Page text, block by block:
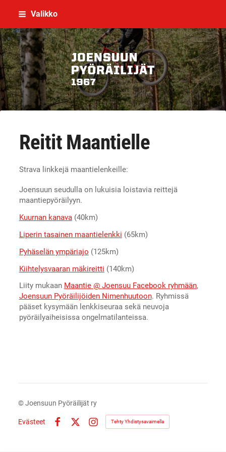
Siirry
sisältöön
Valikko
Joensuun Pyöräilijät ry
Reitit Maantielle
Strava linkkejä maantielenkeille:
Joensuun seudulla on lukuisia loistavia reittejä
maantiepyöräilyyn.
Kuurnan kanava(40km)
Liperin tasainen maantielenkki (65km)
Pyhäselän ympäriajo (125km)
Kiihtelysvaaran mäkireitti (140km)
Liity mukaan Maantie @ Joensuu Facebook ryhmään,
Joensuun Pyöräilijöiden Nimenhuutoon. Ryhmissä
pääset kysymään lenkkiseuraa sekä neuvoja
pyöräilyaiheisissa ongelmatilanteissa.
©Joensuun Pyöräilijät ry
Evästeet
Instagram
Tehty Yhdistysavaimella